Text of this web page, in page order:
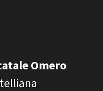
Omero